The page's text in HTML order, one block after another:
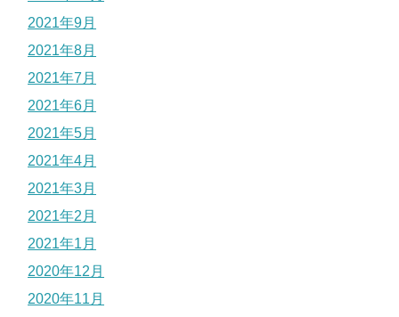
2021年9月
2021年8月
2021年7月
2021年6月
2021年5月
2021年4月
2021年3月
2021年2月
2021年1月
2020年12月
2020年11月